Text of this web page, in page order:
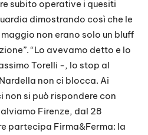
subito operative i quesiti
dimostrando così che le
non erano solo un bluff
“Lo avevamo detto e lo
Torelli -, lo stop al
non ci blocca. Ai
si può rispondere con
Firenze, dal 28
partecipa Firma&Ferma: la